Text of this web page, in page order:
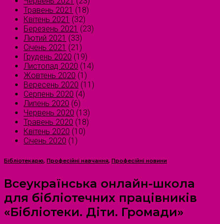
Травень 2021 (18)
Квітень 2021 (32)
Березень 2021 (23)
Лютий 2021 (33)
Січень 2021 (21)
Грудень 2020 (19)
Листопад 2020 (14)
Жовтень 2020 (1)
Вересень 2020 (11)
Серпень 2020 (4)
Липень 2020 (6)
Червень 2020 (13)
Травень 2020 (18)
Квітень 2020 (10)
Січень 2020 (1)
Бібліотекарю, Професійні навчання, Професійні новини
Всеукраїнська онлайн-школа
для бібліотечних працівників
«Бібліотеки. Діти. Громади»